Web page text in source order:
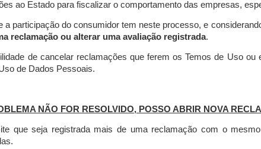
ao Estado para fiscalizar o comportamento das empresas,
a participação do consumidor tem neste processo, e
reclamação ou alterar uma avaliação registrada.
de cancelar reclamações que ferem os Temos de Uso
de Dados Pessoais.
NÃO FOR RESOLVIDO, POSSO ABRIR NOVA
que seja registrada mais de uma reclamação com o